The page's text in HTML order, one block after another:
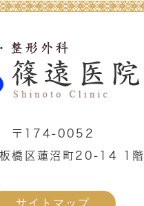
〒174-0052
板橋区蓮沼町20-14 1階
サイトマップ